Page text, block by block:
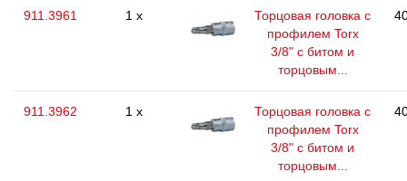
911.3961 1 x
Торцовая головка с
профилем Torx
3/8" с битом и
торцовым...
911.3962 1 x
Торцовая головка с
профилем Torx
3/8" с битом и
торцовым...